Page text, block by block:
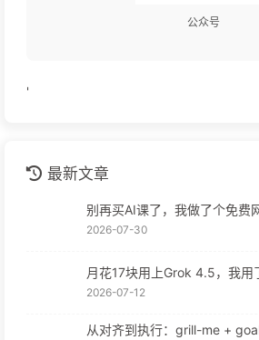
公众号
'
最新文章
别再买AI课了，我做了个免费
2026-07-30
月花17块用上Grok 4.5，我用
2026-07-12
从对齐到执行：grill-me +